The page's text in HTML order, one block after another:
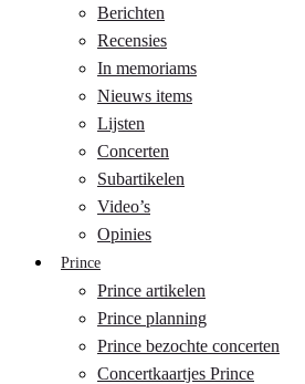
Berichten
Recensies
In memoriams
Nieuws items
Lijsten
Concerten
Subartikelen
Video’s
Opinies
Prince
Prince artikelen
Prince planning
Prince bezochte concerten
Concertkaartjes Prince